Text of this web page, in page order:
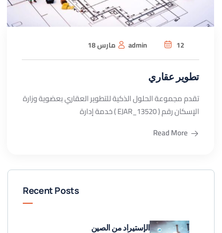
admin 12 مارس 18
تطوير عقاري
تقدم مجموعة الحلول الذكية للتطوير العقاري بعضوية وزارة
الإسكان رقم ( EJAR_13520 ) خدمة إدارة
Read More
Recent Posts
الإستيراد من الصين